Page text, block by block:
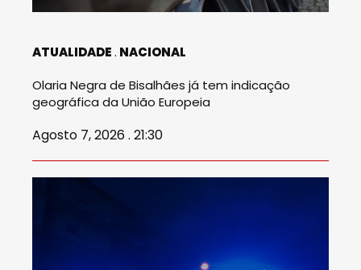
ATUALIDADE NACIONAL
Olaria Negra de Bisalhães já tem indicação
geográfica da União Europeia
Agosto 7, 2026 . 21:30